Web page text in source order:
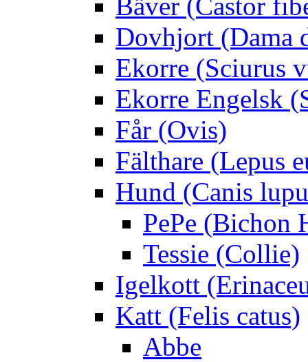
Dovhjort (Dama
Ekorre (Sciurus
Ekorre Engelsk
Får (Ovis)
Fälthare (Lepus
Hund (Canis
PePe (Bichon
Tessie (Collie)
Igelkott
Katt (Felis catus)
Abbe